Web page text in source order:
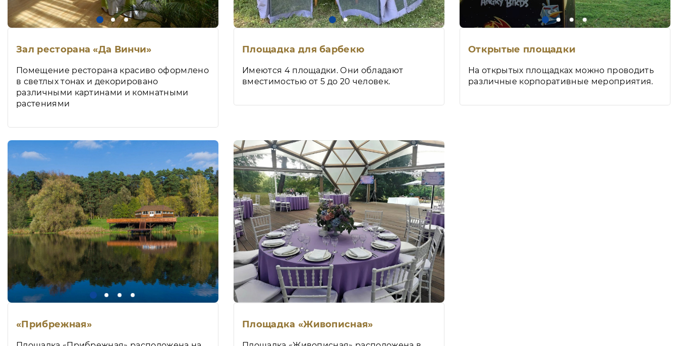
Зал ресторана «Да Винчи»
Помещение ресторана красиво оформлено
в светлых тонах и декорировано
различными картинами и комнатными
растениями
Площадка для барбекю
Имеются 4 площадки. Они обладают
вместимостью от 5 до 20 человек.
Открытые площадки
На открытых площадках можно проводить
различные корпоративные мероприятия.
«Прибрежная» Площадка «Живописная»